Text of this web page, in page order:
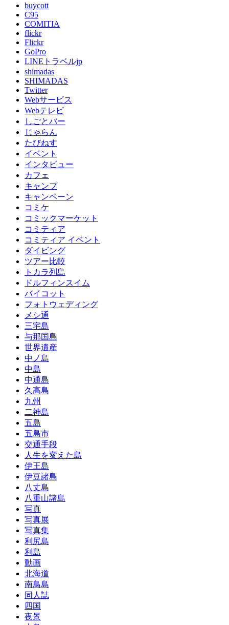
buycott
C95
COMITIA
flickr
Flickr
GoPro
LINEトラベルjp
shimadas
SHIMADAS
Twitter
Webサービス
Webテレビ
しごとバー
じゃらん
たびねす
イベント
インタビュー
カフェ
キャンプ
キャンペーン
コミケ
コミックマーケット
コミティア
コミティア イベント
ダイビング
ツアー比較
トカラ列島
ドルフィンスイム
バイコット
フォトウェディング
メシ通
三宅島
与那国島
世界遺産
中ノ島
中島
中通島
久高島
九州
二神島
五島
五島市
交通手段
人生を変えた島
伊王島
伊豆諸島
八丈島
八重山諸島
写真
写真展
写真集
利尻島
利島
動画
北海道
南鳥島
同人誌
四国
夜景